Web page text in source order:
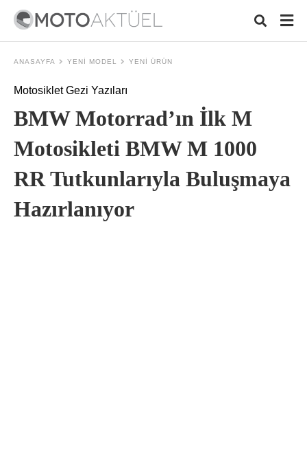
ANASAYFA YENI MODEL YENI ÜRÜN
Motosiklet Gezi Yazıları
BMW Motorrad’ın İlk M
Motosikleti BMW M 1000
RR Tutkunlarıyla Buluşmaya
Hazırlanıyor